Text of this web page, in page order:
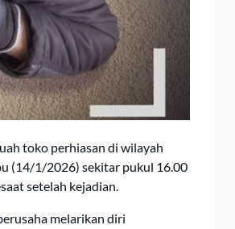
toko perhiasan di wilayah
(14/1/2026) sekitar pukul 16.00
setelah kejadian.
melarikan diri